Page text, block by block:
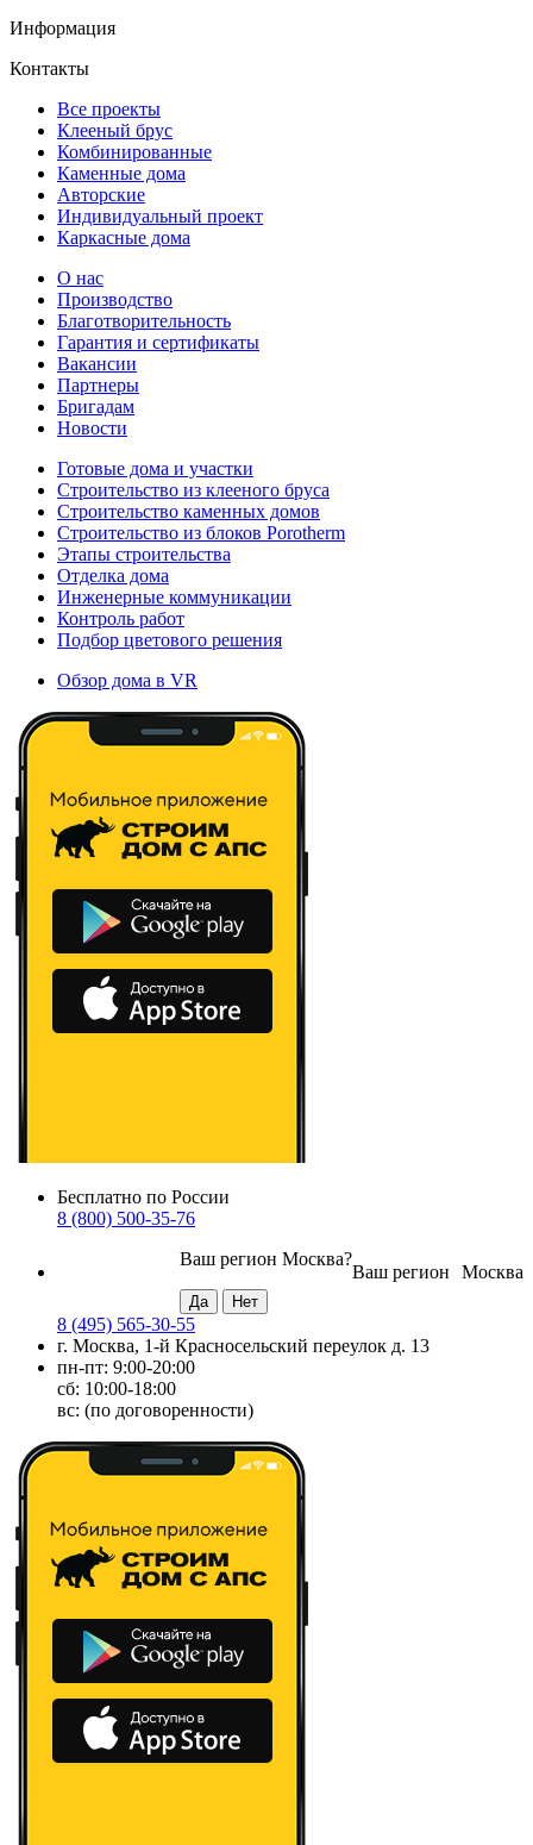
Информация
Контакты
Все проекты
Клееный брус
Комбинированные
Каменные дома
Авторские
Индивидуальный проект
Каркасные дома
О нас
Производство
Благотворительность
Гарантия и сертификаты
Вакансии
Партнеры
Бригадам
Новости
Готовые дома и участки
Строительство из клееного бруса
Строительство каменных домов
Строительство из блоков Porotherm
Этапы строительства
Отделка дома
Инженерные коммуникации
Контроль работ
Подбор цветового решения
Обзор дома в VR
Бесплатно по России
8 (800) 500-35-76
Москва
Ваш регион
Ваш регион Москва?
8 (495) 565-30-55
г. Москва, 1-й Красносельский переулок д. 13
пн-пт: 9:00-20:00
сб: 10:00-18:00
вс: (по договоренности)